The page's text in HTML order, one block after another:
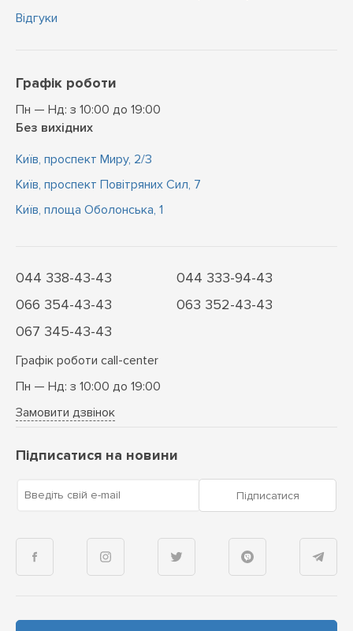
Відгуки
Графік роботи
Пн — Нд: з 10:00 до 19:00
Без вихідних
Київ, проспект Миру, 2/3
Київ, проспект Повітряних Сил, 7
Київ, площа Оболонська, 1
044 338-43-43
044 333-94-43
066 354-43-43
063 352-43-43
067 345-43-43
Графік роботи call-center
Пн — Нд: з 10:00 до 19:00
Замовити дзвінок
Підписатися на новини
Введіть свій e-mail Підписатися